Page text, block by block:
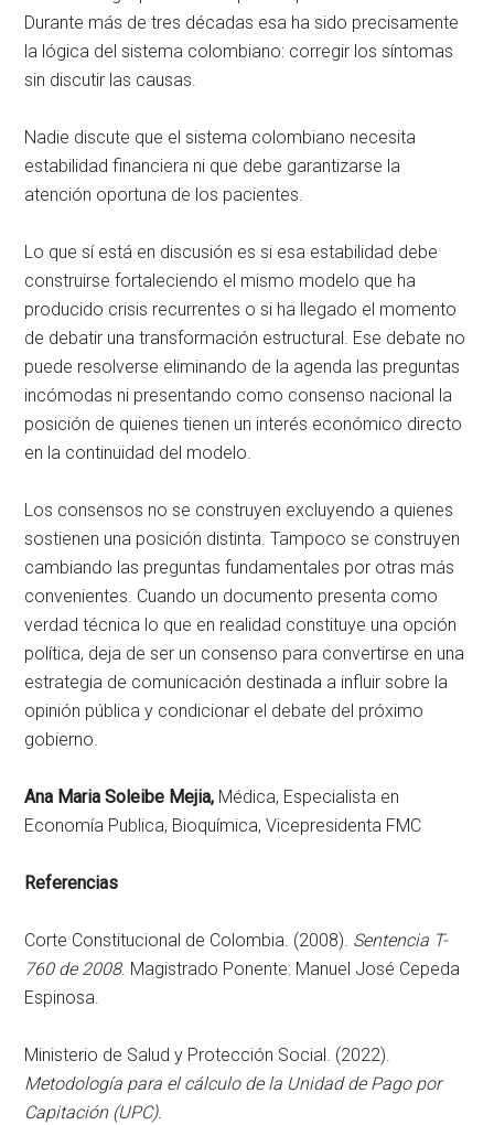
Durante más de tres décadas esa ha sido precisamente
la lógica del sistema colombiano: corregir los síntomas
sin discutir las causas.
Nadie discute que el sistema colombiano necesita
estabilidad financiera ni que debe garantizarse la
atención oportuna de los pacientes.
Lo que sí está en discusión es si esa estabilidad debe
construirse fortaleciendo el mismo modelo que ha
producido crisis recurrentes o si ha llegado el momento
de debatir una transformación estructural. Ese debate no
puede resolverse eliminando de la agenda las preguntas
incómodas ni presentando como consenso nacional la
posición de quienes tienen un interés económico directo
en la continuidad del modelo.
Los consensos no se construyen excluyendo a quienes
sostienen una posición distinta. Tampoco se construyen
cambiando las preguntas fundamentales por otras más
convenientes. Cuando un documento presenta como
verdad técnica lo que en realidad constituye una opción
política, deja de ser un consenso para convertirse en una
estrategia de comunicación destinada a influir sobre la
opinión pública y condicionar el debate del próximo
gobierno.
Ana Maria Soleibe Mejia, Médica, Especialista en
Economía Publica, Bioquímica, Vicepresidenta FMC
Referencias
Corte Constitucional de Colombia. (2008). Sentencia T-
760 de 2008. Magistrado Ponente: Manuel José Cepeda
Espinosa.
Ministerio de Salud y Protección Social. (2022).
Metodología para el cálculo de la Unidad de Pago por
Capitación (UPC).